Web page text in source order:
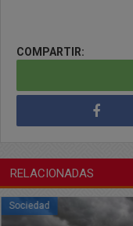
COMPARTIR:
RELACIONADAS
Sociedad